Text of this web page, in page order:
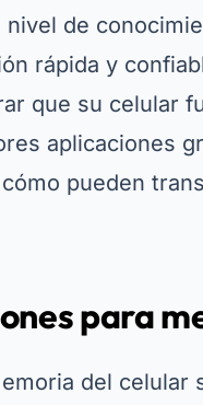
de
rápida y
que su celular
aplicaciones
pueden
para
del celular